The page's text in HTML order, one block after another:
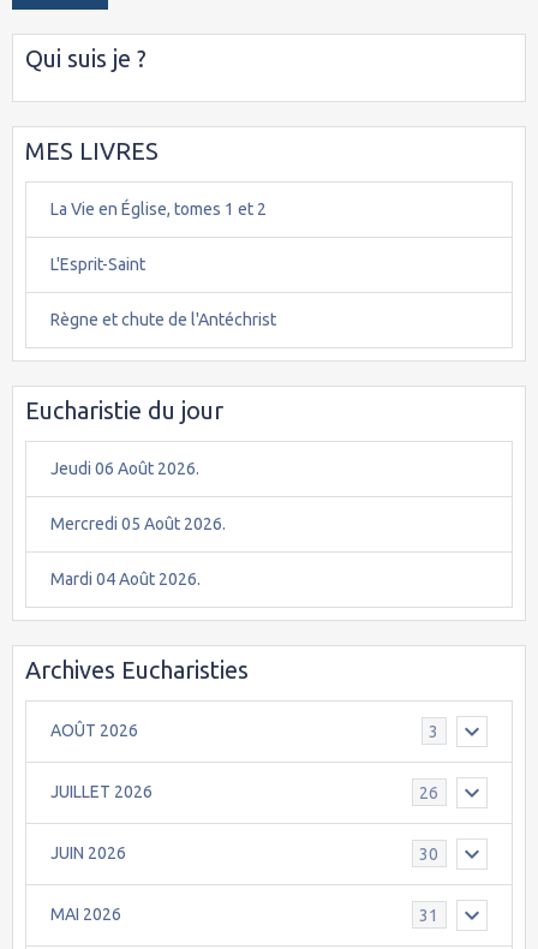
Qui suis je ?
MES LIVRES
La Vie en Église, tomes 1 et 2
L'Esprit-Saint
Règne et chute de l'Antéchrist
Eucharistie du jour
Jeudi 06 Août 2026.
Mercredi 05 Août 2026.
Mardi 04 Août 2026.
Archives Eucharisties
AOÛT 2026 3
JUILLET 2026 26
JUIN 2026 30
MAI 2026 31